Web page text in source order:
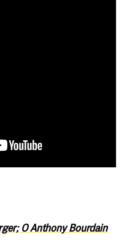
Ο Anthony Bourdain